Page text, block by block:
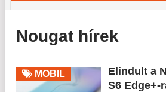
Nougat hírek
MOBIL
Elindult a
S6 Edge+-